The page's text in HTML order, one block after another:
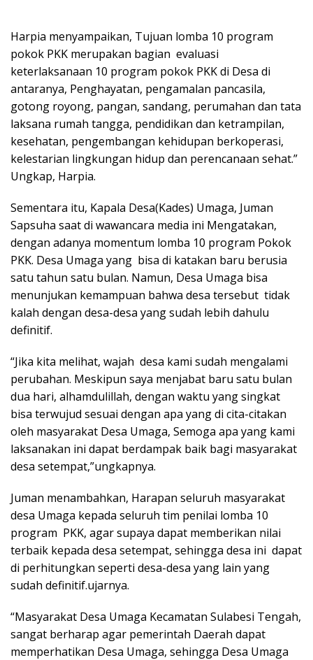
Harpia menyampaikan, Tujuan lomba 10 program
pokok PKK merupakan bagian evaluasi
keterlaksanaan 10 program pokok PKK di Desa di
antaranya, Penghayatan, pengamalan pancasila,
gotong royong, pangan, sandang, perumahan dan tata
laksana rumah tangga, pendidikan dan ketrampilan,
kesehatan, pengembangan kehidupan berkoperasi,
kelestarian lingkungan hidup dan perencanaan sehat.”
Ungkap, Harpia.
Sementara itu, Kapala Desa(Kades) Umaga, Juman
Sapsuha saat di wawancara media ini Mengatakan,
dengan adanya momentum lomba 10 program Pokok
PKK. Desa Umaga yang bisa di katakan baru berusia
satu tahun satu bulan. Namun, Desa Umaga bisa
menunjukan kemampuan bahwa desa tersebut tidak
kalah dengan desa-desa yang sudah lebih dahulu
definitif.
“Jika kita melihat, wajah desa kami sudah mengalami
perubahan. Meskipun saya menjabat baru satu bulan
dua hari, alhamdulillah, dengan waktu yang singkat
bisa terwujud sesuai dengan apa yang di cita-citakan
oleh masyarakat Desa Umaga, Semoga apa yang kami
laksanakan ini dapat berdampak baik bagi masyarakat
desa setempat,”ungkapnya.
Juman menambahkan, Harapan seluruh masyarakat
desa Umaga kepada seluruh tim penilai lomba 10
program PKK, agar supaya dapat memberikan nilai
terbaik kepada desa setempat, sehingga desa ini dapat
di perhitungkan seperti desa-desa yang lain yang
sudah definitif.ujarnya.
“Masyarakat Desa Umaga Kecamatan Sulabesi Tengah,
sangat berharap agar pemerintah Daerah dapat
memperhatikan Desa Umaga, sehingga Desa Umaga